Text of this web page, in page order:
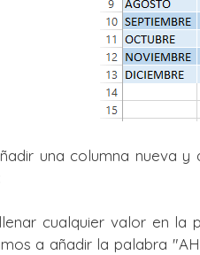
una columna nueva
cualquier valor en la
a añadir la palabra